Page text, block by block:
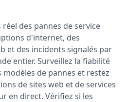
des pannes de service
d'internet, des
et des incidents signalés par
entier. Surveillez la fiabilité
modèles de pannes et restez
de sites web et de services
en direct. Vérifiez si les